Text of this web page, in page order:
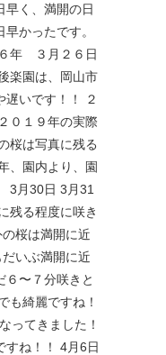
早く、満開の日
かったです。
年 ３月２６日
楽園は、岡山市
遅いです！！ ２
０１９年の実際
桜は写真に残る
、園内より、園
3月30日 3月31
残る程度に咲き
桜は満開に近
いぶ満開に近
６〜７分咲きと
も綺麗ですね！
ってきました！
すね！！ 4月6日